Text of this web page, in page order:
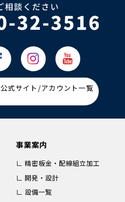
式サイト/アカウント一覧
事業案内
∟ 精密板金・配線組立加工
∟ 開発・設計
∟ 設備一覧